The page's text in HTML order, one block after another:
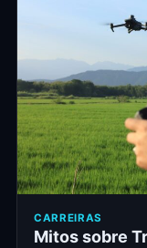
CARREIRAS
Mitos sobre